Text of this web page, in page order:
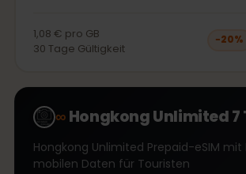
1,08 € pro GB
30 Tage Gültigkeit
−20%
∞Hongkong Unlimited 7
Hongkong Unlimited Prepaid-eSIM mit
mobilen Daten für Touristen